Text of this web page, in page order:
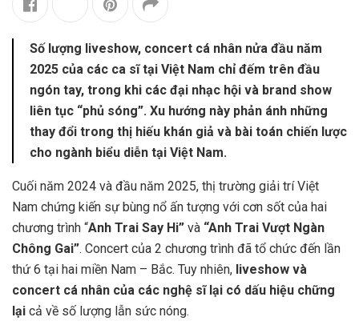
Số lượng liveshow, concert cá nhân nửa đầu năm
2025 của các ca sĩ tại Việt Nam chỉ đếm trên đầu
ngón tay, trong khi các đại nhạc hội và brand show
liên tục “phủ sóng”. Xu hướng này phản ánh những
thay đổi trong thị hiếu khán giả và bài toán chiến lược
cho ngành biểu diễn tại Việt Nam.
Cuối năm 2024 và đầu năm 2025, thị trường giải trí Việt
Nam chứng kiến sự bùng nổ ấn tượng với cơn sốt của hai
chương trình “Anh Trai Say Hi” và “Anh Trai Vượt Ngàn
Chông Gai”. Concert của 2 chương trình đã tổ chức đến lần
thứ 6 tại hai miền Nam – Bắc. Tuy nhiên, liveshow và
concert cá nhân của các nghệ sĩ lại có dấu hiệu chững
lại cả về số lượng lẫn sức nóng.